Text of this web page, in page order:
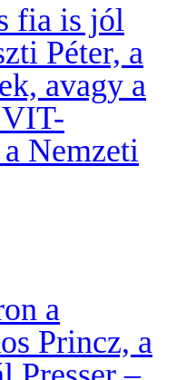
fia is jól
Péter, a
avagy a
Nemzeti
a
Princz, a